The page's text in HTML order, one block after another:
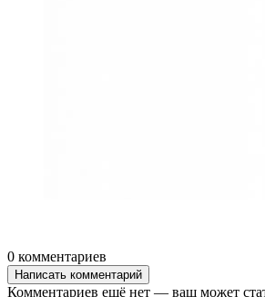
0 комментариев
Написать комментарий
Комментариев ещё нет — ваш может